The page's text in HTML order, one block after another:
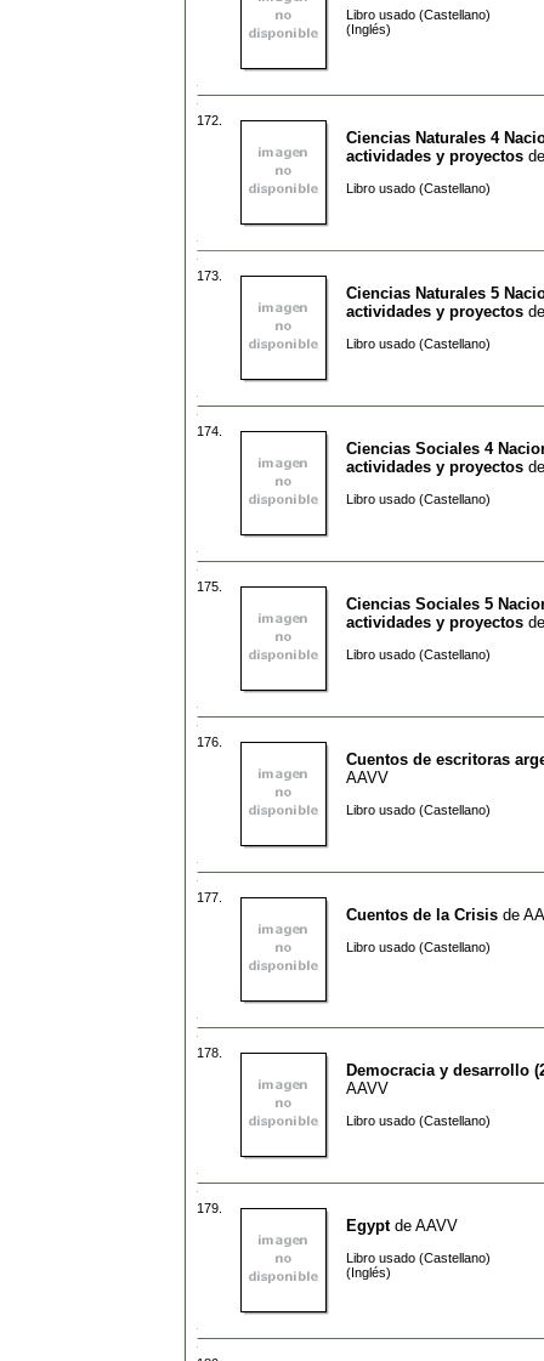
Libro usado (Castellano)
(Inglés)
172.
Ciencias Naturales 4
actividades y proyectos
Libro usado (Castellano)
173.
Ciencias Naturales 5
actividades y proyectos
Libro usado (Castellano)
174.
Ciencias Sociales 4
actividades y proyectos
Libro usado (Castellano)
175.
Ciencias Sociales 5
actividades y proyectos
Libro usado (Castellano)
176.
Cuentos de escritoras
AAVV
Libro usado (Castellano)
177.
Cuentos de la Crisis de
Libro usado (Castellano)
178.
Democracia y desarrollo
AAVV
Libro usado (Castellano)
179.
Egyptde AAVV
Libro usado (Castellano)
(Inglés)